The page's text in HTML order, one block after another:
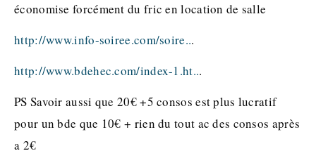
économise forcément du fric en location de salle
http://www.info-soiree.com/soire...
http://www.bdehec.com/index-1.ht...
PS Savoir aussi que 20€ +5 consos est plus lucratif
pour un bde que 10€ + rien du tout ac des consos après
a 2€